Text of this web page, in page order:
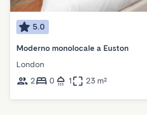
5.0
Moderno monolocale a Euston
London
2
0 1 23 m²